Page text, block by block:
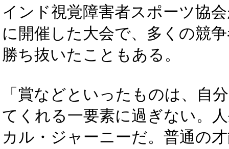
インド視覚障害者スポーツ協
に開催した大会で、多くの競
勝ち抜いたこともある。
「賞などといったものは、自
てくれる一要素に過ぎない。
カル・ジャーニーだ。普通の